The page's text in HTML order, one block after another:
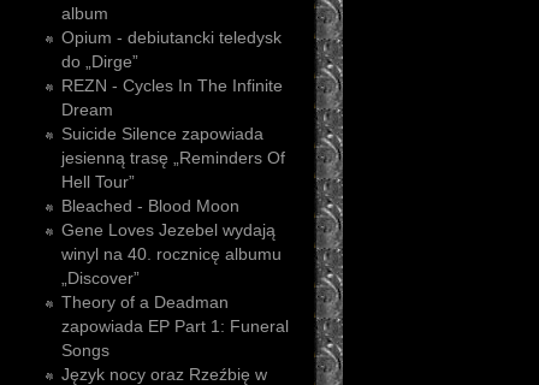
album
Opium - debiutancki teledysk
do „Dirge”
REZN - Cycles In The Infinite
Dream
Suicide Silence zapowiada
jesienną trasę „Reminders Of
Hell Tour”
Bleached - Blood Moon
Gene Loves Jezebel wydają
winyl na 40. rocznicę albumu
„Discover”
Theory of a Deadman
zapowiada EP Part 1: Funeral
Songs
Język nocy oraz Rzeźbię w